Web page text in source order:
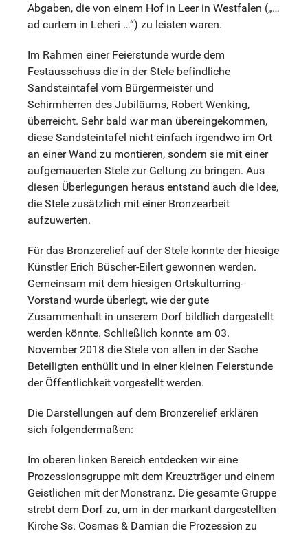
Abgaben, die von einem Hof in Leer in Westfalen („…
ad curtem in Leheri …“) zu leisten waren.
Im Rahmen einer Feierstunde wurde dem
Festausschuss die in der Stele befindliche
Sandsteintafel vom Bürgermeister und
Schirmherren des Jubiläums, Robert Wenking,
überreicht. Sehr bald war man übereingekommen,
diese Sandsteintafel nicht einfach irgendwo im Ort
an einer Wand zu montieren, sondern sie mit einer
aufgemauerten Stele zur Geltung zu bringen. Aus
diesen Überlegungen heraus entstand auch die Idee,
die Stele zusätzlich mit einer Bronzearbeit
aufzuwerten.
Für das Bronzerelief auf der Stele konnte der hiesige
Künstler Erich Büscher-Eilert gewonnen werden.
Gemeinsam mit dem hiesigen Ortskulturring-
Vorstand wurde überlegt, wie der gute
Zusammenhalt in unserem Dorf bildlich dargestellt
werden könnte. Schließlich konnte am 03.
November 2018 die Stele von allen in der Sache
Beteiligten enthüllt und in einer kleinen Feierstunde
der Öffentlichkeit vorgestellt werden.
Die Darstellungen auf dem Bronzerelief erklären
sich folgendermaßen:
Im oberen linken Bereich entdecken wir eine
Prozessionsgruppe mit dem Kreuzträger und einem
Geistlichen mit der Monstranz. Die gesamte Gruppe
strebt dem Dorf zu, um in der markant dargestellten
Kirche Ss. Cosmas & Damian die Prozession zu